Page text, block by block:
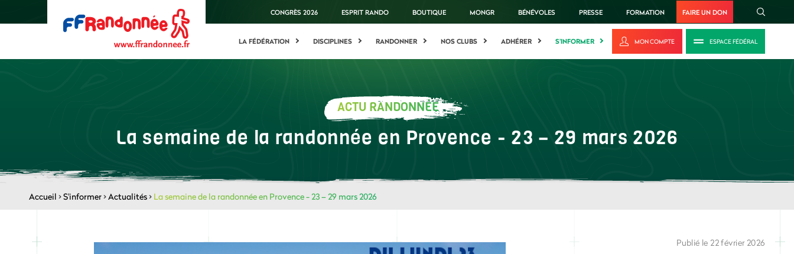
CONGRÈS 2026 ESPRIT RANDO BOUTIQUE MONGR BÉNÉVOLES PRESSE FORMATION FAIRE UN DON
LA FÉDÉRATION DISCIPLINES RANDONNER NOS CLUBS ADHÉRER S'INFORMER MON COMPTE ESPACE FÉDÉRAL
ACTU RANDONNÉE
La semaine de la randonnée en Provence - 23 – 29 mars 2026
Accueil >S'informer>Actualités> La semaine de la randonnée en Provence - 23 – 29 mars 2026
Publié le 22 février 2026